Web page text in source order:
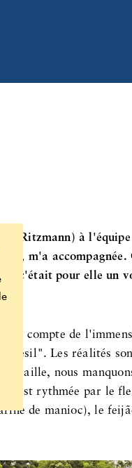
Ritzmann) à
m'a
c'était pour elle un
compte de
Brésil". Les réalités
nous
est rythmée par le
de manioc), le